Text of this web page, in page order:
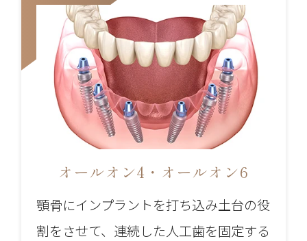
オールオン4・オールオン6
顎骨にインプラントを打ち込み土台の役
割をさせて、連続した人工歯を固定する